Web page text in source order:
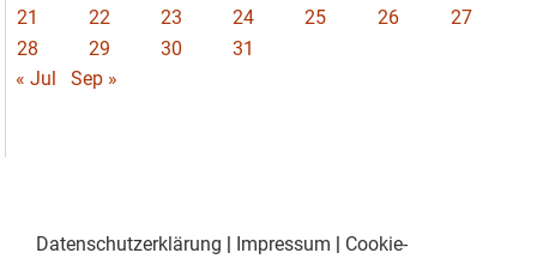
21
22 23 24 25 26
27
28
29 30
31
« Jul
Sep »
Datenschutzerklärung Impressum
Cookie-